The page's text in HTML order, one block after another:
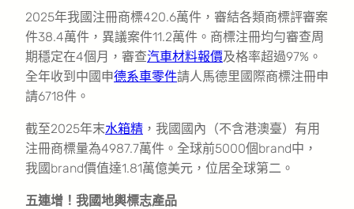
2025年我國注冊商標420.6萬件，審結各類商標評審案
件38.4萬件，異議案件11.2萬件。商標注冊均勻審查周
期穩定在4個月，審查汽車材料報價及格率超過97%。
全年收到中國申德系車零件請人馬德里國際商標注冊申
請6718件。
截至2025年末水箱精 ，我國國內（不含港澳臺）有用
注冊商標量為4987.7萬件。全球前5000個brand中，
我國brand價值達1.81萬億美元，位居全球第二。
五連增！我國地輿標志產品